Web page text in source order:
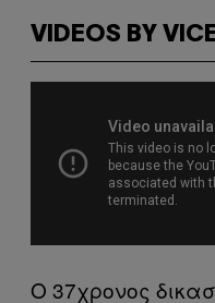
VIDEOS BY
Ο 37χρονος